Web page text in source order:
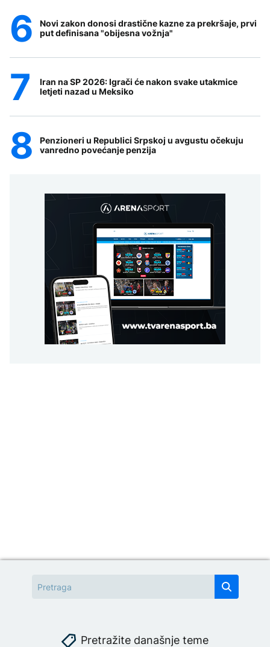
Novi zakon donosi drastične kazne za prekršaje, prvi
put definisana "obijesna vožnja"
Iran na SP 2026: Igrači će nakon svake utakmice
letjeti nazad u Meksiko
Penzioneri u Republici Srpskoj u avgustu očekuju
vanredno povećanje penzija
Pretražite današnje teme